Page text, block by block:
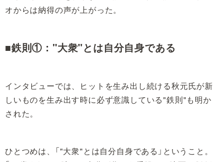
オからは納得の声が上がった。
■鉄則①："大衆"とは自分自身である
インタビューでは、ヒットを生み出し続ける秋元氏が新
しいものを生み出す時に必ず意識している"鉄則"も明か
された。
ひとつめは、「"大衆"とは自分自身である」ということ。